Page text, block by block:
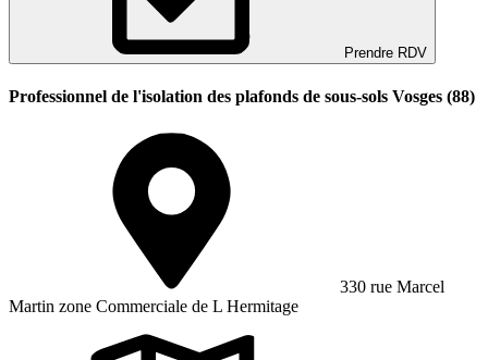
Prendre RDV
Professionnel de l'isolation des plafonds de sous-sols Vosges (88)
330 rue Marcel
Martin zone Commerciale de L Hermitage